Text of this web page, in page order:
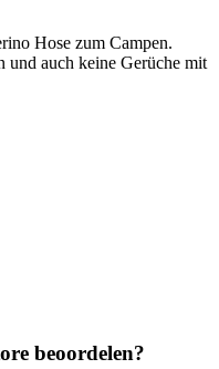
Hose zum Campen.
und auch keine Gerüche mit
beoordelen?